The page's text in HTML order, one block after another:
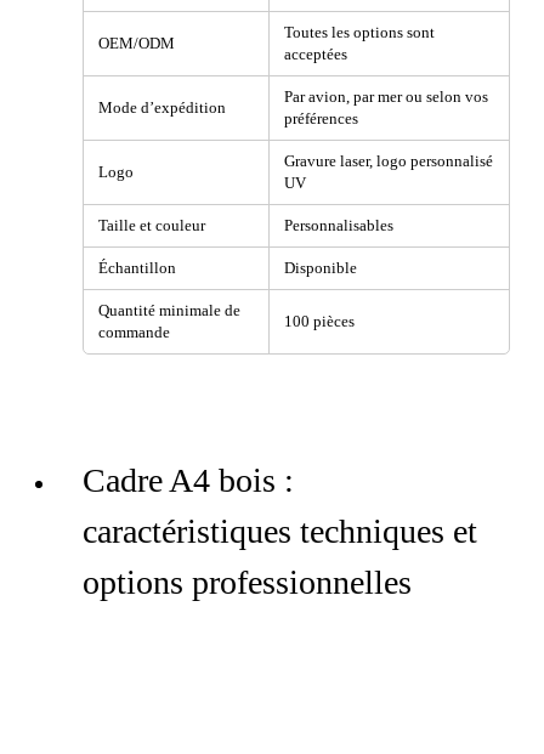
OEM/ODM
Toutes les options sont
acceptées
Mode d’expédition
Par avion, par mer ou selon vos
préférences
Logo
Gravure laser, logo personnalisé
UV
Taille et couleur Personnalisables
Échantillon Disponible
Quantité minimale de
commande
100 pièces
Cadre A4 bois :
caractéristiques techniques et
options professionnelles